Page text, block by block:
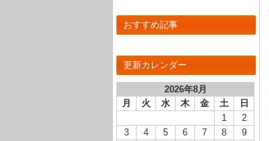
おすすめ記事
更新カレンダー
2026年8月
月
火 水 木 金 土 日
1
2
3
4 5 6 7 8
9